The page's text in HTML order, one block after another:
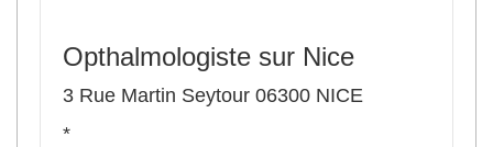
Opthalmologiste sur Nice
3 Rue Martin Seytour 06300 NICE
*